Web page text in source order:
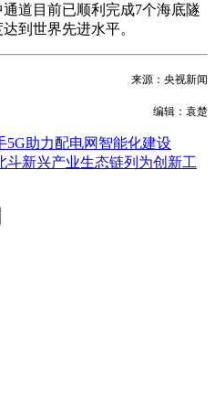
道目前已顺利完成7个海底隧
到世界先进水平。
来源：央视新闻
编辑：袁楚
5G助力配电网智能化建设
斗新兴产业生态链列为创新工